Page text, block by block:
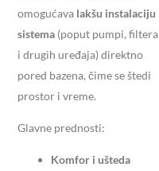
omogućava lakšu instalaciju
sistema (poput pumpi, filtera
i drugih uređaja) direktno
pored bazena, čime se štedi
prostor i vreme.
Glavne prednosti:
Komfor i ušteda